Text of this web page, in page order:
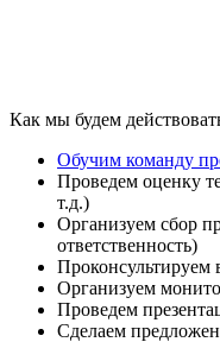
Как мы будем
Обучим команду
Проведем оценку
т.д.)
Организуем сбор
ответственность)
Проконсультируем
Организуем
Проведем
Сделаем